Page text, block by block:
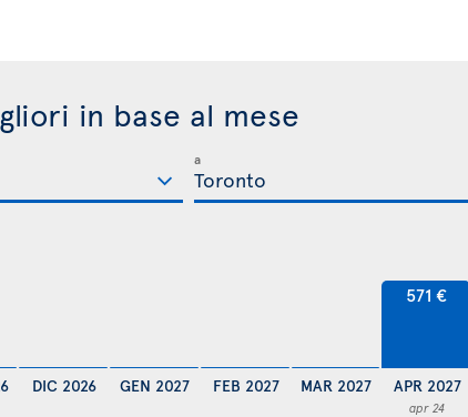
in base al mese
a
DIC 2026 GEN 2027 FEB 2027 MAR 2027
571 €
APR 2027
apr 24